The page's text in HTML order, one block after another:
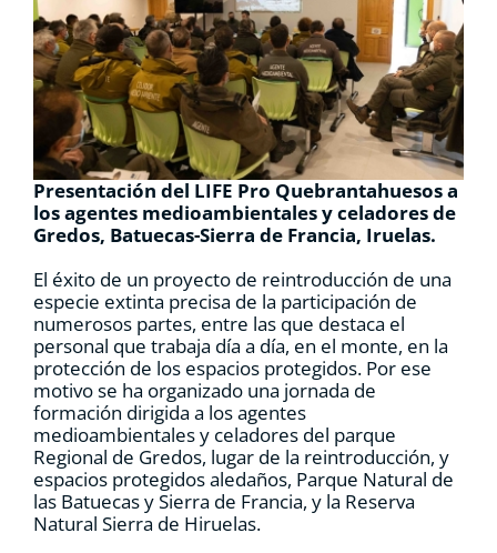
RECURSOS
NOTICIAS
CONTACTO
CARRITO
Presentación del LIFE Pro Quebrantahuesos a
los agentes medioambientales y celadores de
Gredos, Batuecas-Sierra de Francia, Iruelas.
El éxito de un proyecto de reintroducción de una
especie extinta precisa de la participación de
numerosos partes, entre las que destaca el
personal que trabaja día a día, en el monte, en la
protección de los espacios protegidos. Por ese
motivo se ha organizado una jornada de
formación dirigida a los agentes
medioambientales y celadores del parque
Regional de Gredos, lugar de la reintroducción, y
espacios protegidos aledaños, Parque Natural de
las Batuecas y Sierra de Francia, y la Reserva
Natural Sierra de Hiruelas.